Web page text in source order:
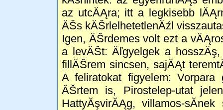
az utcĂĄra; itt a legkisebb
ĂŠs kĂŠrlelhetetlenĂźl
Igen, ĂŠrdemes volt ezt a
a levĂŠt: Ăľgyelgek a
fillĂŠrem sincsen, sajĂĄt
A feliratokat figyelem:
ĂŠrtem is, Pirostelep-utat
HattyĂşvirĂĄg, villamos-